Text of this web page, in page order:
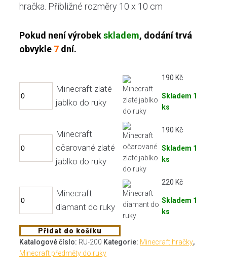
hračka. Přibližné rozměry 10 x 10 cm
Pokud není výrobekskladem, dodání trvá
obvykle 7 dní.
Minecraft zlaté
jablko do ruky
190 Kč
Skladem 1
ks
Minecraft
očarované zlaté
jablko do ruky
190 Kč
Skladem 1
ks
Minecraft
diamant do ruky
220 Kč
Skladem 1
ks
Přidat do košíku
Katalogové číslo: RU-200 Kategorie: Minecraft hračky,
Minecraft předměty do ruky